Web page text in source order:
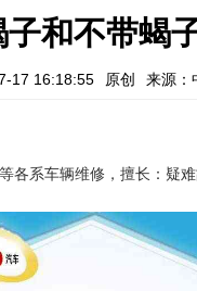
和不带蝎
17 16:18:55 原创 来源：